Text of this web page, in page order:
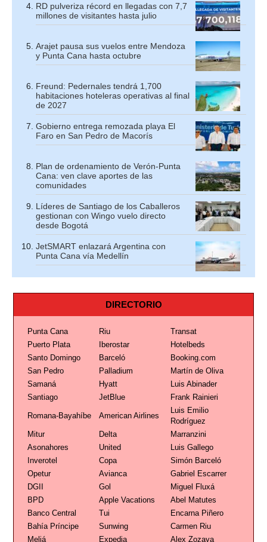
RD pulveriza récord en llegadas con 7,7
millones de visitantes hasta julio
Arajet pausa sus vuelos entre Mendoza
y Punta Cana hasta octubre
Freund: Pedernales tendrá 1,700
habitaciones hoteleras operativas al final
de 2027
Gobierno entrega remozada playa El
Faro en San Pedro de Macorís
Plan de ordenamiento de Verón-Punta
Cana: ven clave aportes de las
comunidades
Líderes de Santiago de los Caballeros
gestionan con Wingo vuelo directo
desde Bogotá
JetSMART enlazará Argentina con
Punta Cana vía Medellín
DIRECTORIO
Punta Cana Riu
Transat
Puerto Plata
Iberostar
Hotelbeds
Santo Domingo
Barceló
Booking.com
San Pedro
Palladium
Martín de Oliva
Samaná
Hyatt
Luis Abinader
Santiago
JetBlue Frank Rainieri
Romana-Bayahíbe American Airlines
Luis Emilio
Rodríguez
Mitur
Delta
Marranzini
Asonahores
United
Luis Gallego
Inverotel
Copa
Simón Barceló
Opetur
Avianca
Gabriel Escarrer
DGII
Gol
Miguel Fluxá
BPD
Apple Vacations
Abel Matutes
Banco Central
Tui
Encarna Piñero
Bahía Príncipe
Sunwing
Carmen Riu
Meliá
Expedia Alex Zozaya